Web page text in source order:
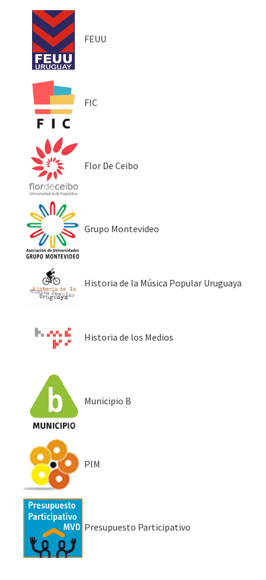
FEUU
FIC
Flor De Ceibo
Grupo Montevideo
Historia de la Música Popular Uruguaya
Historia de los Medios
Municipio B
PIM
Presupuesto Participativo